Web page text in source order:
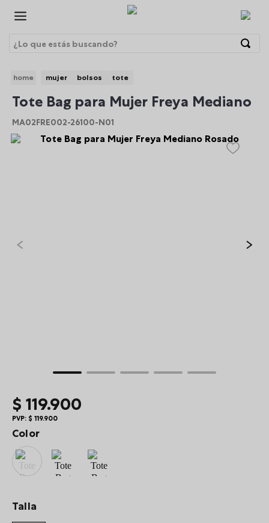
¿Lo que estás buscando?
mujer bolsos tote
Tote Bag para Mujer Freya Mediano
MA02FRE002-26100-N01
$ 119.900
PVP: $ 119.900
Talla
Color
1.
morrales
2.
gorras
3.
bolsos